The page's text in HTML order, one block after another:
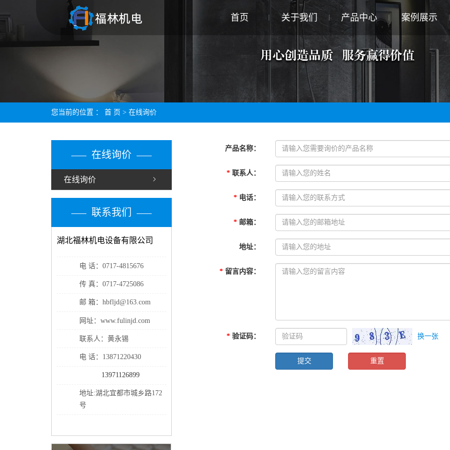
首页 关于我们 产品中心 案例展示
您当前的位置 ： 首 页 > 在线询价
在线询价
在线询价
联系我们
湖北福林机电设备有限公司
电 话：0717-4815676
传 真：0717-4725086
邮 箱：hbfljd@163.com
网址：www.fulinjd.com
联系人：黄永锡
电 话：13871220430
13971126899
地址:湖北宜都市城乡路172
号
产品名称：
* 联系人：
* 电话：
* 邮箱：
地址：
* 留言内容：
* 验证码： 换一张